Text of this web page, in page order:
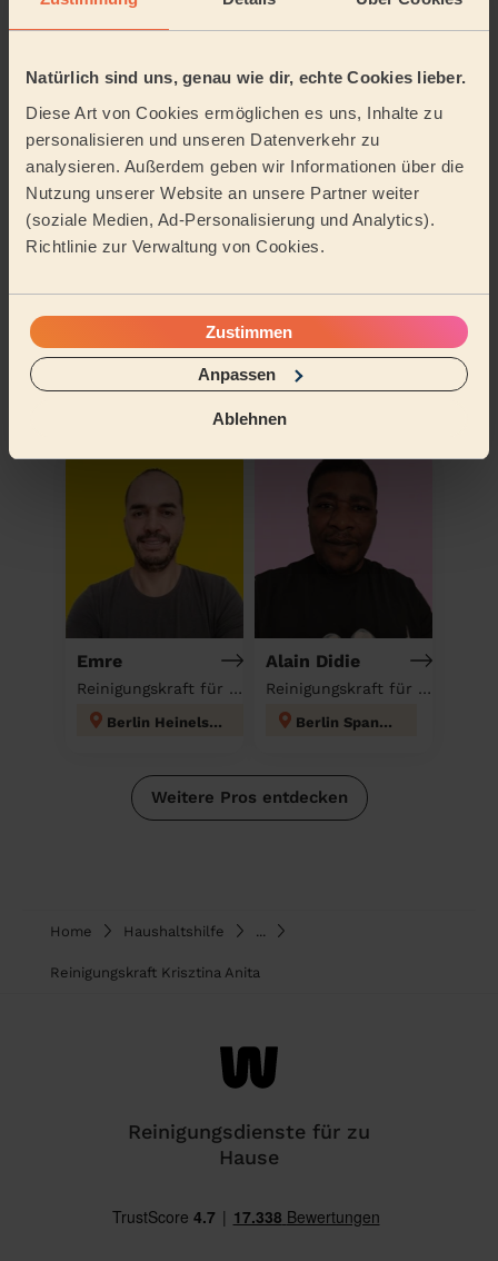
Natürlich sind uns, genau wie dir, echte Cookies lieber.
Diese Art von Cookies ermöglichen es uns, Inhalte zu
personalisieren und unseren Datenverkehr zu
analysieren. Außerdem geben wir Informationen über die
Nutzung unserer Website an unsere Partner weiter
(soziale Medien, Ad-Personalisierung und Analytics).
Richtlinie zur Verwaltung von Cookies.
Zustimmen
Anpassen
Ablehnen
Weitere Pros entdecken
Anastasia
Reinigungskraft für deinen Haushalt
Agbota
Emre
Reinigungskraft für deinen Haushalt
Berlin Heinelsdorf
Alain Didie
Reinigungskraft für deinen Haushalt
Berlin Spandau
Weitere Pros entdecken
Home Haushaltshilfe
Reinigungskraft Krisztina Anita
Reinigungsdienste für zu
Hause